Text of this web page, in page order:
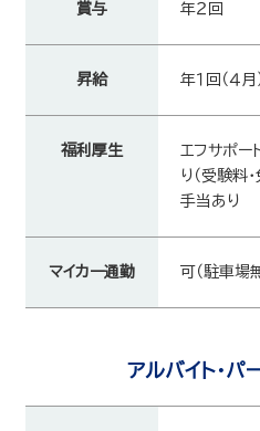
賞与 年２回
昇給 年１回（４月
福利厚生
エフサポー
り（受験料
手当あり
マイカー通勤 可（駐車場
アルバイト・パ